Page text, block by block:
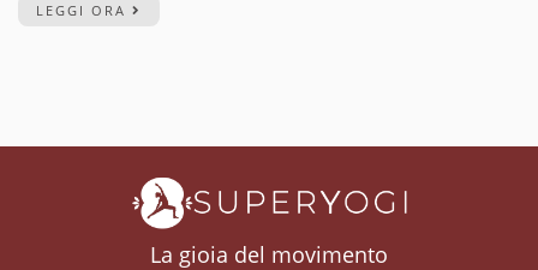
LEGGI ORA
La gioia del movimento